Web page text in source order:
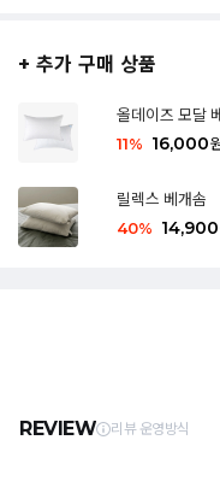
+ 추가 구매 상품
올데이즈 모달
11% 16,000
릴렉스 베개솜
40% 14,900